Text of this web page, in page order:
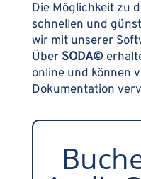
Die Möglichkeit zu
schnellen und
wir mit unserer
Über SODA©
online und können
Dokumentation